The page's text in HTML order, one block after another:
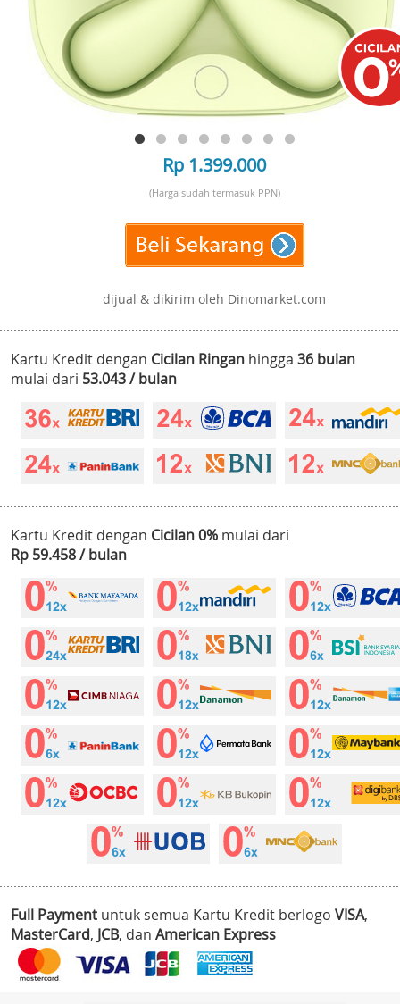
Rp 1.399.000
(Harga sudah termasuk PPN)
dijual & dikirim oleh Dinomarket.com
Kartu Kredit dengan Cicilan Ringan hingga 36 bulan
mulai dari 53.043 / bulan
Kartu Kredit dengan Cicilan 0% mulai dari
Rp 59.458 / bulan
Full Payment untuk semua Kartu Kredit berlogo VISA,
MasterCard, JCB, dan American Express